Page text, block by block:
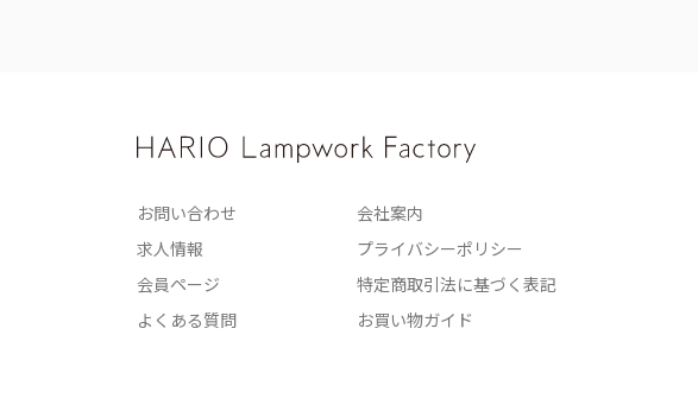
お問い合わせ
会社案内
求人情報
プライバシーポリシー
会員ページ
特定商取引法に基づく表記
よくある質問
お買い物ガイド